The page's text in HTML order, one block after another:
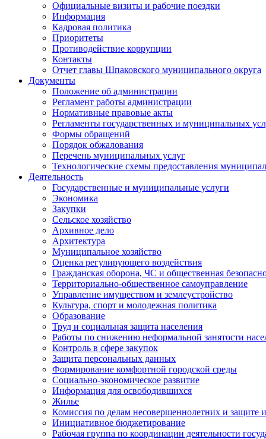
Официальные визиты и рабочие поездки
Информация
Кадровая политика
Приоритеты
Противодействие коррупции
Контакты
Отчет главы Шпаковского муниципального округа
Документы
Положение об администрации
Регламент работы администрации
Нормативные правовые акты
Регламенты государственных и муниципальных
Формы обращений
Порядок обжалования
Перечень муниципальных услуг
Технологические схемы предоставления
Деятельность
Государственные и муниципальные услуги
Экономика
Закупки
Сельское хозяйство
Архивное дело
Архитектура
Муниципальное хозяйство
Оценка регулирующего воздействия
Гражданская оборона, ЧС и общественная
Территориально-общественное самоуправление
Управление имуществом и землеустройство
Культура, спорт и молодежная политика
Образование
Труд и социальная защита населения
Работы по снижению неформальной занятости
Контроль в сфере закупок
Защита персональных данных
Формирование комфортной городской среды
Социально-экономическое развитие
Информация для освободившихся
Жилье
Комиссия по делам несовершеннолетних и защите
Инициативное бюджетирование
Рабочая группа по координации деятельности